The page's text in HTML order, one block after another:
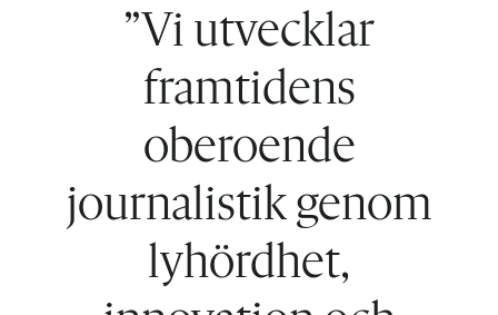
”Vi utvecklar
framtidens
oberoende
journalistik genom
lyhördhet,